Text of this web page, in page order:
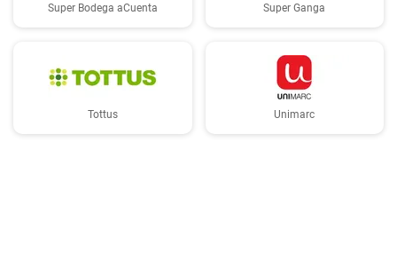
Super Bodega aCuenta Super Ganga
Tottus Unimarc